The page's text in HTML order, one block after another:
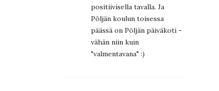
positiivisella tavalla. Ja
Pöljän koulun toisessa
päässä on Pöljän päiväkoti -
vähän niin kuin
"valmentavana" :)